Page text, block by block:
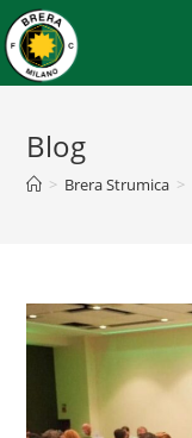
Blog
> Brera Strumica >